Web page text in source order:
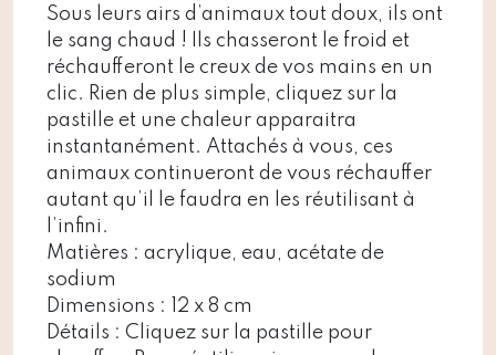
Sous leurs airs d’animaux tout doux, ils ont
le sang chaud ! Ils chasseront le froid et
réchaufferont le creux de vos mains en un
clic. Rien de plus simple, cliquez sur la
pastille et une chaleur apparaitra
instantanément. Attachés à vous, ces
animaux continueront de vous réchauffer
autant qu’il le faudra en les réutilisant à
l’infini.
Matières : acrylique, eau, acétate de
sodium
Dimensions : 12 x 8 cm
Détails : Cliquez sur la pastille pour